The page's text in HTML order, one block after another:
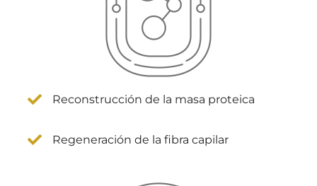
Reconstrucción de la masa proteica
Regeneración de la fibra capilar